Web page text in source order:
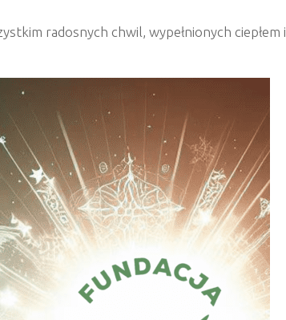
radosnych chwil, wypełnionych ciepłem i